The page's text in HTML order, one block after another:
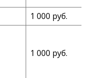
1 000 руб.
1 000 руб.